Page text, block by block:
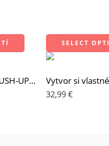
LEOPARD BLACK PUSH-UP LEGÍNY
SELECT
32,99€